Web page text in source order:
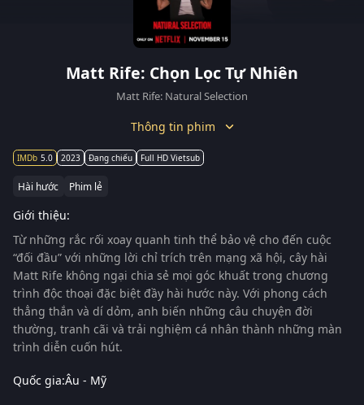
Matt Rife: Chọn Lọc Tự Nhiên
Matt Rife: Natural Selection
Thông tin phim
5.0 2023 Đang chiếu Full HD Vietsub
Hài hước Phim lẻ
Giới thiệu:
Từ những rắc rối xoay quanh tinh thể bảo vệ cho đến cuộc
“đối đầu” với những lời chỉ trích trên mạng xã hội, cây hài
Matt Rife không ngại chia sẻ mọi góc khuất trong chương
trình độc thoại đặc biệt đầy hài hước này. Với phong cách
thẳng thắn và dí dỏm, anh biến những câu chuyện đời
thường, tranh cãi và trải nghiệm cá nhân thành những màn
trình diễn cuốn hút.
Quốc gia:Âu - Mỹ